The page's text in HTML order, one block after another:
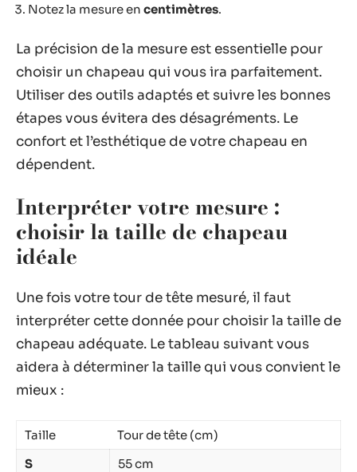
Notez la mesure en centimètres.
La précision de la mesure est essentielle pour
choisir un chapeau qui vous ira parfaitement.
Utiliser des outils adaptés et suivre les bonnes
étapes vous évitera des désagréments. Le
confort et l’esthétique de votre chapeau en
dépendent.
Interpréter votre mesure :
choisir la taille de chapeau
idéale
Une fois votre tour de tête mesuré, il faut
interpréter cette donnée pour choisir la taille de
chapeau adéquate. Le tableau suivant vous
aidera à déterminer la taille qui vous convient le
mieux :
Taille
Tour de tête (cm)
S
55 cm